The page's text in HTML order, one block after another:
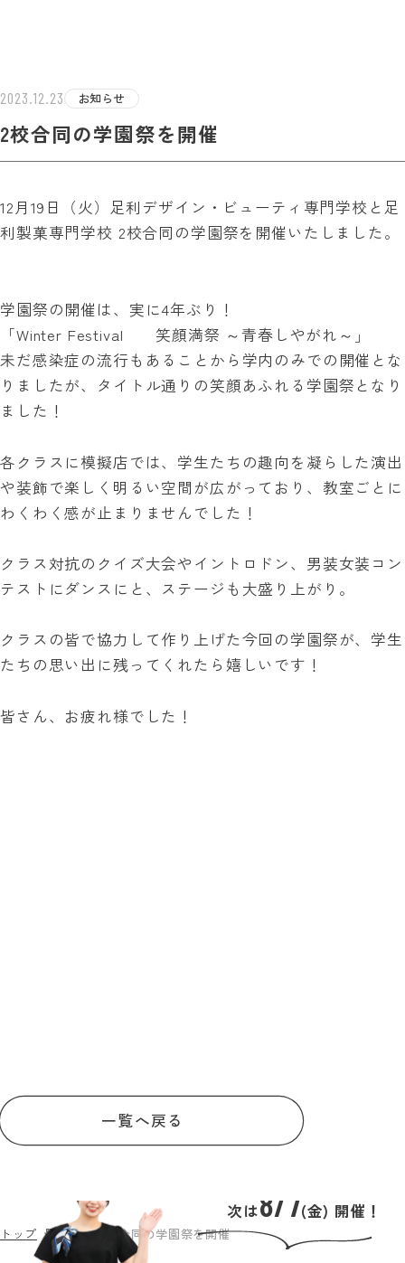
2023.12.23 お知らせ
2校合同の学園祭を開催
12月19日（火）足利デザイン・ビューティ専門学校と足
利製菓専門学校 2校合同の学園祭を開催いたしました。
学園祭の開催は、実に4年ぶり！
「Winter Festival 笑顔満祭 ～青春しやがれ～」
未だ感染症の流行もあることから学内のみでの開催とな
りましたが、タイトル通りの笑顔あふれる学園祭となり
ました！
各クラスに模擬店では、学生たちの趣向を凝らした演出
や装飾で楽しく明るい空間が広がっており、教室ごとに
わくわく感が止まりませんでした！
クラス対抗のクイズ大会やイントロドン、男装女装コン
テストにダンスにと、ステージも大盛り上がり。
クラスの皆で協力して作り上げた今回の学園祭が、学生
たちの思い出に残ってくれたら嬉しいです！
皆さん、お疲れ様でした！
一覧へ戻る
トップ 最新情報 2校合同の学園祭を開催
次は8/7(金) 開催！